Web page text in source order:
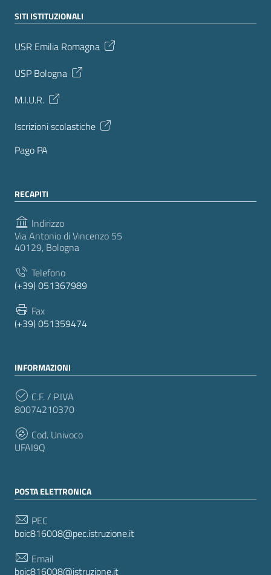
SITI ISTITUZIONALI
USR Emilia Romagna
USP Bologna
M.I.U.R.
Iscrizioni scolastiche
Pago PA
RECAPITI
Indirizzo
Via Antonio di Vincenzo 55
40129, Bologna
Telefono
(+39) 051367989
Fax
(+39) 051359474
INFORMAZIONI
C.F. / P.IVA
80074210370
Cod. Univoco
UFAI9Q
POSTA ELETTRONICA
PEC
boic816008@pec.istruzione.it
Email
boic816008@istruzione.it